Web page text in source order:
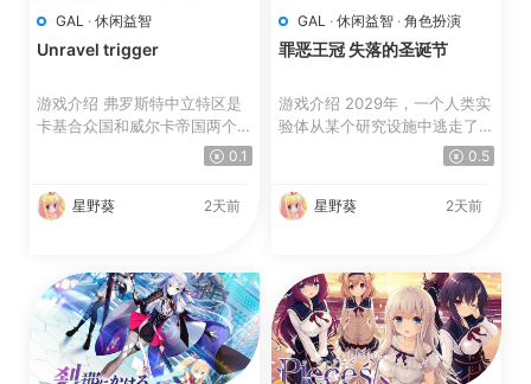
GAL · 休闲益智
Unravel trigger
游戏介绍 弗罗斯特中立特区是
卡基合众国和威尔卡帝国两个大
0.1
星野葵 2天前
GAL · 休闲益智 · 角色扮演
罪恶王冠 失落的圣诞节
游戏介绍 2029年，一个人类实
验体从某个研究设施中逃走了。
0.5
星野葵 2天前